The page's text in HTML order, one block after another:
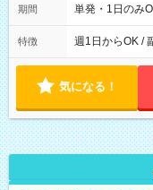
期間 単発・1日のみ
特徴 週1日からOK /
気になる！